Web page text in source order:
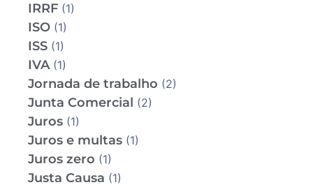
IRRF (1)
ISO (1)
ISS (1)
IVA(1)
Jornada de trabalho (2)
Junta Comercial (2)
Juros (1)
Juros e multas (1)
Juros zero (1)
Justa Causa (1)